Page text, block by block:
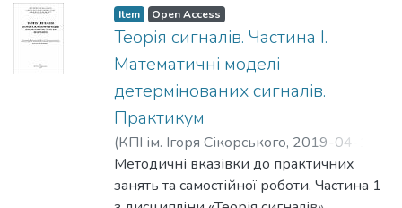
складних сигналів з використанням
сучасного програмного забезпечення
(пакету Mathcad). Наданий матеріал
дозволить набути навички аналізу
складних сигналів сучасними методами
досліджень та допоможе кращому
засвоєнню теоретичних положень,
викладених в лекціях, навчальній та
науковій літературі.
Item Open Access
Теорія сигналів. Частина I.
Математичні моделі
детермінованих сигналів.
Практикум
(КПІ ім. Ігоря Сікорського, 2019-04-10
Кущ, Сергій Миколайович;Прогонов,
Дмитро Олександрович;Смирнов,
Методичні вказівки до практичних
занять та самостійної роботи. Частина 1